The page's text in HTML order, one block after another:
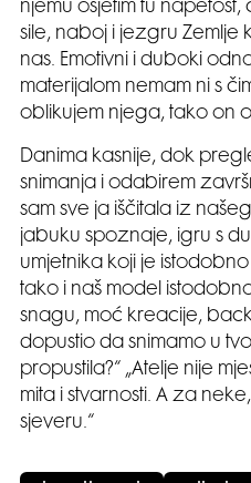
njemu osjetim tu napetost,
sile, naboj i jezgru Zemlje
nas. Emotivni i duboki
materijalom nemam ni s
oblikujem njega, tako on
Danima kasnije, dok
snimanja i odabirem
sam sve ja iščitala iz
jabuku spoznaje, igru s
umjetnika koji je
tako i naš model
snagu, moć kreacije,
dopustio da snimamo u
propustila?“ „Atelje nije
mita i stvarnosti. A za
sjeveru.“